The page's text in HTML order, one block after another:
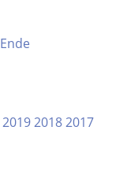
Ende
201920182017